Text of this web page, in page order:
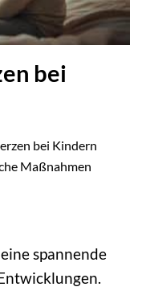
bei
bei Kindern
Maßnahmen
spannende